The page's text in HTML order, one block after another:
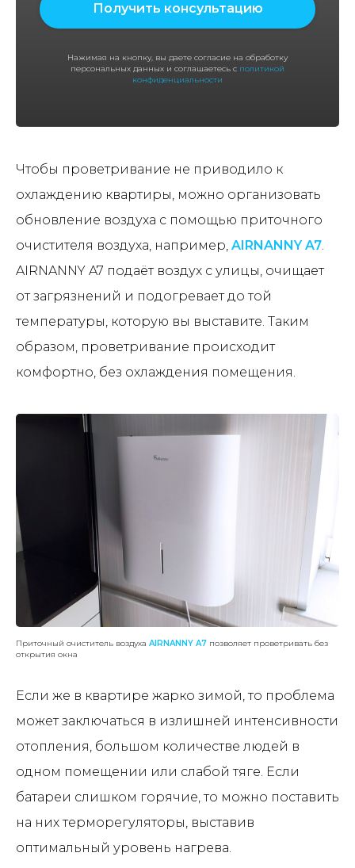
Получить консультацию
Нажимая на кнопку, вы даете согласие на обработку
персональных данных и соглашаетесь с политикой
конфиденциальности
Чтобы проветривание не приводило к
охлаждению квартиры, можно организовать
обновление воздуха с помощью приточного
очистителя воздуха, например, AIRNANNY A7.
AIRNANNY A7 подаёт воздух с улицы, очищает
от загрязнений и подогревает до той
температуры, которую вы выставите. Таким
образом, проветривание происходит
комфортно, без охлаждения помещения.
Приточный очиститель воздуха AIRNANNY A7 позволяет проветривать без
открытия окна
Если же в квартире жарко зимой, то проблема
может заключаться в излишней интенсивности
отопления, большом количестве людей в
одном помещении или слабой тяге. Если
батареи слишком горячие, то можно поставить
на них терморегуляторы, выставив
оптимальный уровень нагрева.